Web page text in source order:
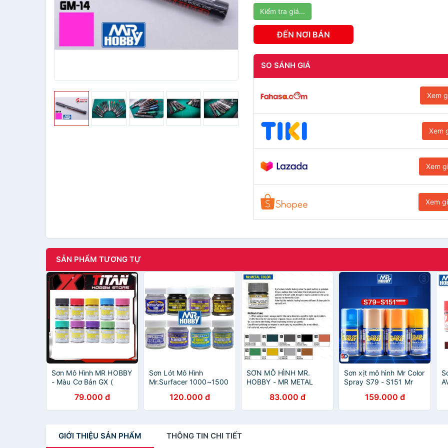
Kiểm tra giá...
ĐẾN NƠI BÁN
SO SÁNH GIÁ
Xem
Xem
Xem
Xem
SẢN PHẨM TƯƠNG TỰ
Sơn Mô Hình MR HOBBY
- Màu Cơ Bản GX (
79.000 đ
Sơn Lót Mô Hình
Mr.Surfacer 1000~1500
120.000 đ
SƠN MÔ HÌNH MR.
HOBBY - MR METAL
MC219)83.000 đ
Sơn xịt mô hình Mr Color
Spray S79 - S151 Mr
159.000 đ
GIỚI THIỆU SẢN PHẨM THÔNG TIN CHI TIẾT